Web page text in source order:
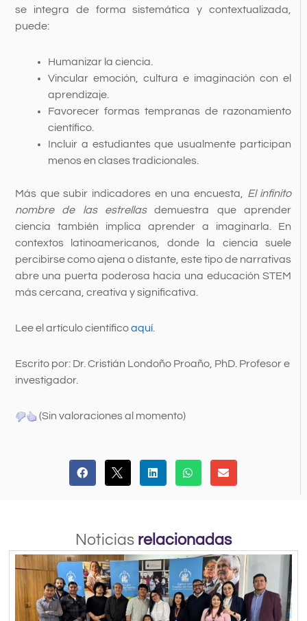
se integra de forma sistemática y contextualizada,
puede:
Humanizar la ciencia.
Vincular emoción, cultura e imaginación con el
aprendizaje.
Favorecer formas tempranas de razonamiento
científico.
Incluir a estudiantes que usualmente participan
menos en clases tradicionales.
Más que subir indicadores en una encuesta, El infinito
nombre de las estrellasdemuestra que aprender
ciencia también implica aprender a imaginarla. En
contextos latinoamericanos, donde la ciencia suele
percibirse como ajena o distante, este tipo de narrativas
abre una puerta poderosa hacia una educación STEM
más cercana, creativa y significativa.
Lee el artículo científicoaquí.
Escrito por: Dr. Cristián Londoño Proaño, PhD. Profesor e
investigador.
(Sin valoraciones al momento)
Noticias relacionadas